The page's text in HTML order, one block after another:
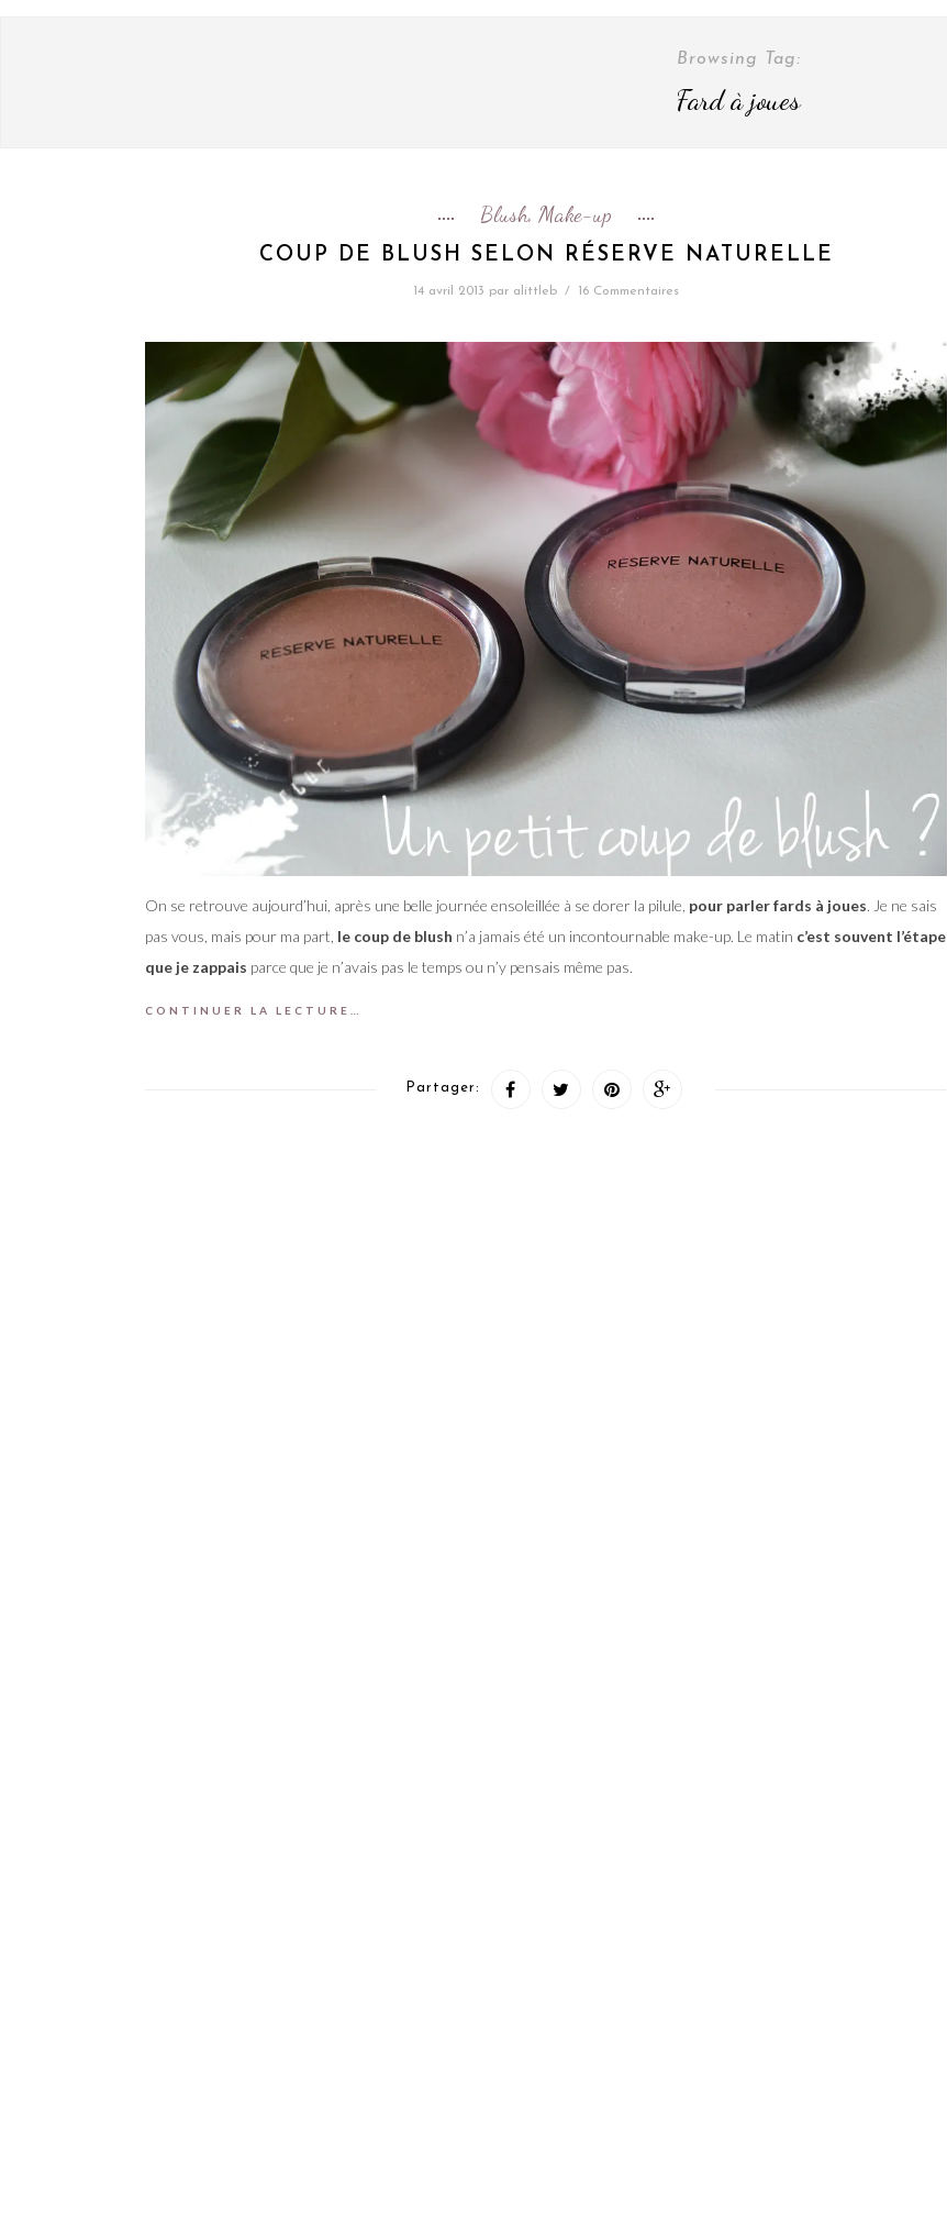
Browsing Tag:
Fard à joues
Blush, Make-up
COUP DE BLUSH SELON RÉSERVE NATURELLE
14 avril 2013 par alittleb / 16 Commentaires
On se retrouve aujourd’hui, après une belle journée ensoleillée à se dorer la pilule, pour parler fards à joues. Je ne sais
pas vous, mais pour ma part, le coup de blush n’a jamais été un incontournable make-up. Le matin c’est souvent l’étape
que je zappais parce que je n’avais pas le temps ou n’y pensais même pas.
CONTINUER LA LECTURE…
Partager: